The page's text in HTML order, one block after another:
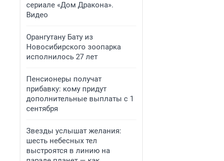
сериале «Дом Дракона».
Видео
Орангутану Бату из
Новосибирского зоопарка
исполнилось 27 лет
Пенсионеры получат
прибавку: кому придут
дополнительные выплаты с 1
сентября
Звезды услышат желания:
шесть небесных тел
выстроятся в линию на